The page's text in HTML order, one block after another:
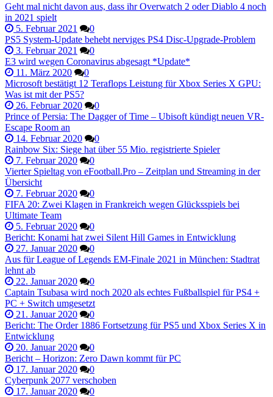
Geht mal nicht davon aus, dass ihr Overwatch 2 oder Diablo 4 noch
in 2021 spielt
5. Februar 2021
0
PS5 System-Update behebt nerviges PS4 Disc-Upgrade-Problem
3. Februar 2021
0
E3 wird wegen Coronavirus abgesagt *Update*
11. März 2020
0
Microsoft bestätigt 12 Teraflops Leistung für Xbox Series X GPU:
Was ist mit der PS5?
26. Februar 2020
0
Prince of Persia: The Dagger of Time – Ubisoft kündigt neuen VR-
Escape Room an
14. Februar 2020
0
Rainbow Six: Siege hat über 55 Mio. registrierte Spieler
7. Februar 2020
0
Vierter Spieltag von eFootball.Pro – Zeitplan und Streaming in der
Übersicht
7. Februar 2020
0
FIFA 20: Zwei Klagen in Frankreich wegen Glücksspiels bei
Ultimate Team
5. Februar 2020
0
Bericht: Konami hat zwei Silent Hill Games in Entwicklung
27. Januar 2020
0
Aus für League of Legends EM-Finale 2021 in München: Stadtrat
lehnt ab
22. Januar 2020
0
Captain Tsubasa wird noch 2020 als echtes Fußballspiel für PS4 +
PC + Switch umgesetzt
21. Januar 2020
0
Bericht: The Order 1886 Fortsetzung für PS5 und Xbox Series X in
Entwicklung
20. Januar 2020
0
Bericht – Horizon: Zero Dawn kommt für PC
17. Januar 2020
0
Cyberpunk 2077 verschoben
17. Januar 2020
0